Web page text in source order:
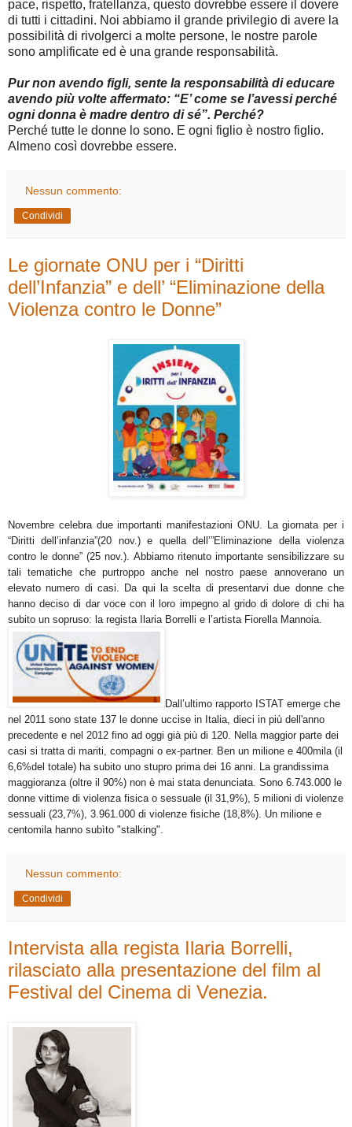
pace, rispetto, fratellanza, questo dovrebbe essere il dovere
di tutti i cittadini. Noi abbiamo il grande privilegio di avere la
possibilità di rivolgerci a molte persone, le nostre parole
sono amplificate ed è una grande responsabilità.
Pur non avendo figli, sente la responsabilità di educare
avendo più volte affermato: “E’ come se l’avessi perché
ogni donna è madre dentro di sé”. Perché?
Perché tutte le donne lo sono. E ogni figlio è nostro figlio.
Almeno così dovrebbe essere.
Nessun commento:
Condividi
Le giornate ONU per i “Diritti
dell’Infanzia” e dell’ “Eliminazione della
Violenza contro le Donne”
Novembre celebra due importanti manifestazioni ONU. La giornata per i
“Diritti dell’infanzia”(20 nov.) e quella dell’”Eliminazione della violenza
contro le donne” (25 nov.). Abbiamo ritenuto importante sensibilizzare su
tali tematiche che purtroppo anche nel nostro paese annoverano un
elevato numero di casi. Da qui la scelta di presentarvi due donne che
hanno deciso di dar voce con il loro impegno al grido di dolore di chi ha
subito un sopruso: la regista Ilaria Borrelli e l’artista Fiorella Mannoia.
Dall’ultimo rapporto ISTAT emerge che
nel 2011 sono state 137 le donne uccise in Italia, dieci in più dell'anno
precedente e nel 2012 fino ad oggi già più di 120. Nella maggior parte dei
casi si tratta di mariti, compagni o ex-partner. Ben un milione e 400mila (il
6,6%del totale) ha subito uno stupro prima dei 16 anni. La grandissima
maggioranza (oltre il 90%) non è mai stata denunciata. Sono 6.743.000 le
donne vittime di violenza fisica o sessuale (il 31,9%), 5 milioni di violenze
sessuali (23,7%), 3.961.000 di violenze fisiche (18,8%). Un milione e
centomila hanno subìto "stalking".
Nessun commento:
Condividi
Intervista alla regista Ilaria Borrelli,
rilasciato alla presentazione del film al
Festival del Cinema di Venezia.